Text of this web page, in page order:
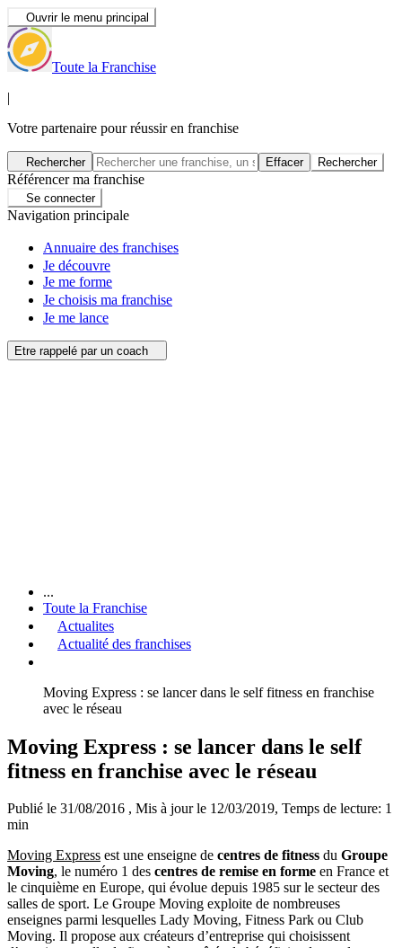
Ouvrir le menu principal
Toute la Franchise
|
Votre partenaire pour réussir en franchise
Rechercher Effacer Rechercher
Référencer ma franchise
Se connecter
Navigation principale
Annuaire des franchises
Je découvre
Je me forme
Je choisis ma franchise
Je me lance
Etre rappelé par un coach
...
Toute la Franchise
Actualites
Actualité des franchises
Moving Express : se lancer dans le self fitness en franchise
avec le réseau
Moving Express : se lancer dans le self
fitness en franchise avec le réseau
Publié le 31/08/2016 , Mis à jour le 12/03/2019, Temps de lecture: 1
min
Moving Express est une enseigne de centres de fitness du Groupe
Moving, le numéro 1 des centres de remise en forme en France et
le cinquième en Europe, qui évolue depuis 1985 sur le secteur des
salles de sport. Le Groupe Moving exploite de nombreuses
enseignes parmi lesquelles Lady Moving, Fitness Park ou Club
Moving. Il propose aux créateurs d’entreprise qui choisissent